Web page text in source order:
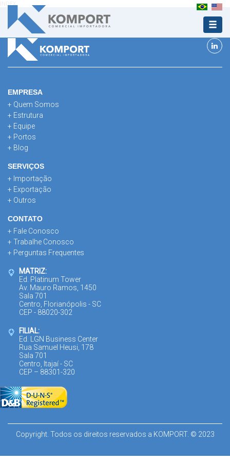
INDEX
EMPRESA
+ Quem Somos
+ Estrutura
+ Equipe
+ Portos
+ Blog
SERVIÇOS
+ Importação
+ Exportação
+ Outros
CONTATO
+ Fale Conosco
+ Trabalhe Conosco
+ Perguntas Frequentes
MATRIZ:
Ed. Platinum Tower
Av. Mauro Ramos, 1450
Sala 701
Centro, Florianópolis - SC
CEP - 88020-302
FILIAL:
Ed. LGN Business Center
Rua Samuel Heusi, 178
Sala 701
Centro, Itajaí - SC
CEP – 88301-320
Copyright. Todos os direitos reservados a KOMPORT. © 2023